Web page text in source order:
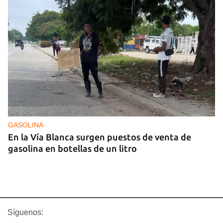
GASOLINA
En la Vía Blanca surgen puestos de venta de
gasolina en botellas de un litro
Síguenos: